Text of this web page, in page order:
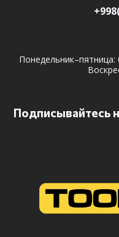
Понедельник–пятница:
Подписывайтесь